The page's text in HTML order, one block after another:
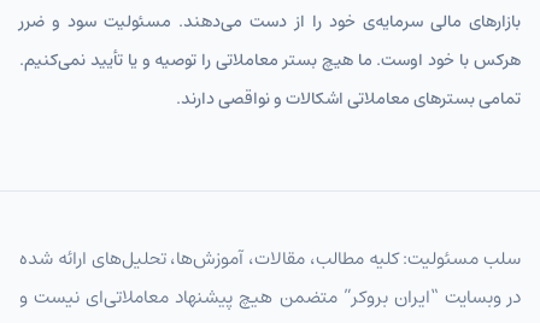
بازارهای مالی سرمایه‌ی خود را از دست می‌دهند. مسئولیت سود و ضرر
هرکس با خود اوست. ما هیچ بستر معاملاتی را توصیه و یا تأیید نمی‌کنیم.
تمامی بسترهای معاملاتی اشکالات و نواقصی دارند.
سلب مسئولیت: کلیه مطالب، مقالات، آموزش‌ها، تحلیل‌های ارائه شده
در وبسایت “ایران بروکر” متضمن هیچ پیشنهاد معاملاتی‌ای نیست و